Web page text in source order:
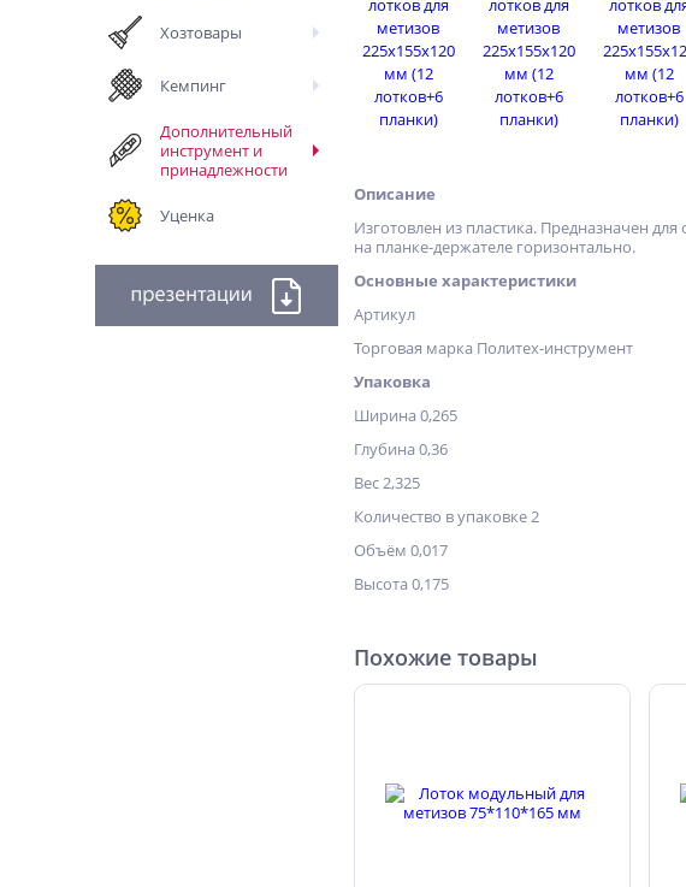
Хозтовары
Кемпинг
Дополнительный
инструмент и
принадлежности
Уценка
Описание
Изготовлен из пластика. Предназначен
на планке-держателе горизонтально.
Основные характеристики
Артикул
Торговая марка Политех-инструмент
Упаковка
Ширина 0,265
Глубина 0,36
Вес 2,325
Количество в упаковке 2
Объём 0,017
Высота 0,175
Похожие товары